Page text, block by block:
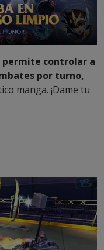
permite controlar a
por turno,
manga. ¡Dame tu